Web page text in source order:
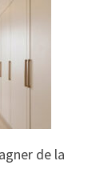
de la